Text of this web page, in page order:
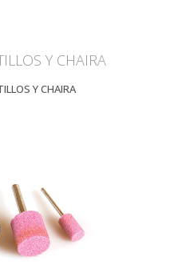
Y CHAIRA
Y CHAIRA